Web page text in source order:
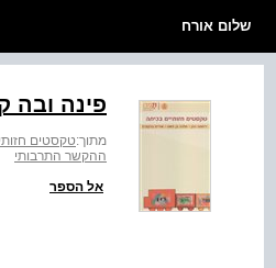
שלום אורח
פינה ובה
מתוך:טקסטים
ההקשר התרבותי
אל הספר